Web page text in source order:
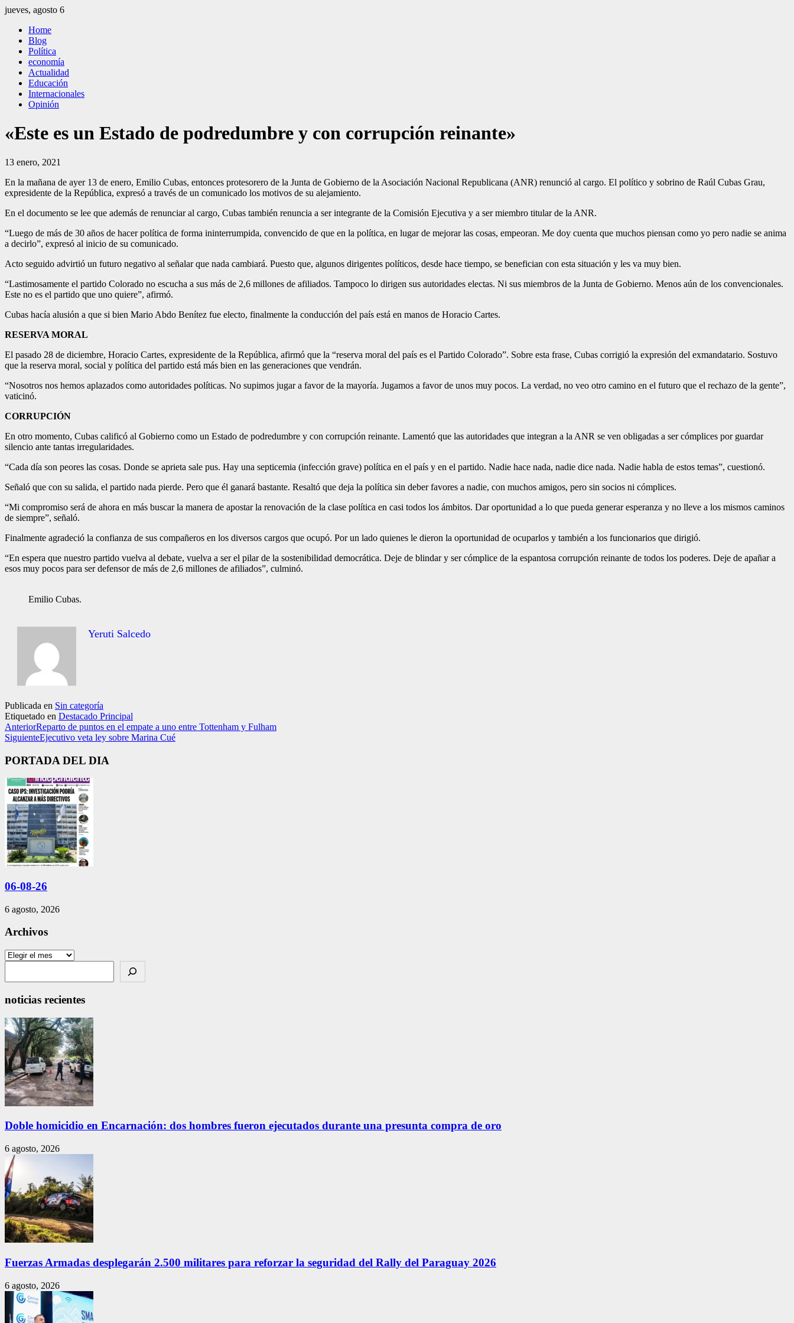
Saltar
contenido
jueves, agosto 6
El Independiente
El independiente Libre y Transparente
Home
Blog
Política
economía
Actualidad
Educación
Internacionales
Opinión
«Este es un Estado de podredumbre y con corrupción reinante»
13 enero, 2021
En la mañana de ayer 13 de enero, Emilio Cubas, entonces protesorero de la Junta de Gobierno de la Asociación Nacional Republicana (ANR) renunció al cargo. El político y sobrino de Raúl Cubas Grau,
expresidente de la República, expresó a través de un comunicado los motivos de su alejamiento.
En el documento se lee que además de renunciar al cargo, Cubas también renuncia a ser integrante de la Comisión Ejecutiva y a ser miembro titular de la ANR.
“Luego de más de 30 años de hacer política de forma ininterrumpida, convencido de que en la política, en lugar de mejorar las cosas, empeoran. Me doy cuenta que muchos piensan como yo pero nadie se anima
a decirlo”, expresó al inicio de su comunicado.
Acto seguido advirtió un futuro negativo al señalar que nada cambiará. Puesto que, algunos dirigentes políticos, desde hace tiempo, se benefician con esta situación y les va muy bien.
“Lastimosamente el partido Colorado no escucha a sus más de 2,6 millones de afiliados. Tampoco lo dirigen sus autoridades electas. Ni sus miembros de la Junta de Gobierno. Menos aún de los convencionales.
Este no es el partido que uno quiere”, afirmó.
Cubas hacía alusión a que si bien Mario Abdo Benítez fue electo, finalmente la conducción del país está en manos de Horacio Cartes.
RESERVA MORAL
El pasado 28 de diciembre, Horacio Cartes, expresidente de la República, afirmó que la “reserva moral del país es el Partido Colorado”. Sobre esta frase, Cubas corrigió la expresión del exmandatario. Sostuvo
que la reserva moral, social y política del partido está más bien en las generaciones que vendrán.
“Nosotros nos hemos aplazados como autoridades políticas. No supimos jugar a favor de la mayoría. Jugamos a favor de unos muy pocos. La verdad, no veo otro camino en el futuro que el rechazo de la gente”,
vaticinó.
CORRUPCIÓN
En otro momento, Cubas calificó al Gobierno como un Estado de podredumbre y con corrupción reinante. Lamentó que las autoridades que integran a la ANR se ven obligadas a ser cómplices por guardar
silencio ante tantas irregularidades.
“Cada día son peores las cosas. Donde se aprieta sale pus. Hay una septicemia (infección grave) política en el país y en el partido. Nadie hace nada, nadie dice nada. Nadie habla de estos temas”, cuestionó.
Señaló que con su salida, el partido nada pierde. Pero que él ganará bastante. Resaltó que deja la política sin deber favores a nadie, con muchos amigos, pero sin socios ni cómplices.
“Mi compromiso será de ahora en más buscar la manera de apostar la renovación de la clase política en casi todos los ámbitos. Dar oportunidad a lo que pueda generar esperanza y no lleve a los mismos caminos
de siempre”, señaló.
Finalmente agradeció la confianza de sus compañeros en los diversos cargos que ocupó. Por un lado quienes le dieron la oportunidad de ocuparlos y también a los funcionarios que dirigió.
“En espera que nuestro partido vuelva al debate, vuelva a ser el pilar de la sostenibilidad democrática. Deje de blindar y ser cómplice de la espantosa corrupción reinante de todos los poderes. Deje de apañar a
esos muy pocos para ser defensor de más de 2,6 millones de afiliados”, culminó.
Emilio Cubas.
Yeruti Salcedo
Publicada en Sin categoría
Etiquetado en Destacado Principal
AnteriorReparto de puntos en el empate a uno entre Tottenham y Fulham
SiguienteEjecutivo veta ley sobre Marina Cué
PORTADA DEL DIA
06-08-26
6 agosto, 2026
Archivos
Archivos
noticias recientes
Doble homicidio en Encarnación: dos hombres fueron ejecutados durante una presunta compra de oro
6 agosto, 2026
Fuerzas Armadas desplegarán 2.500 militares para reforzar la seguridad del Rally del Paraguay 2026
6 agosto, 2026